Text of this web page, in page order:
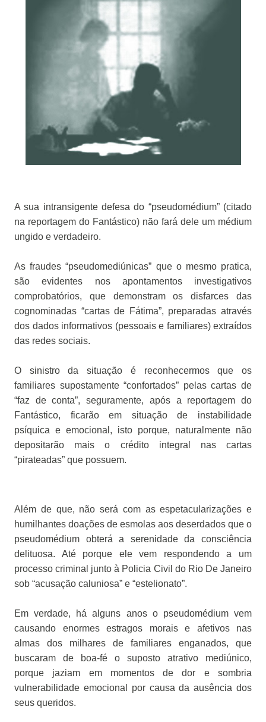
A sua intransigente defesa do “pseudomédium” (citado
na reportagem do Fantástico) não fará dele um médium
ungido e verdadeiro.
As fraudes “pseudomediúnicas” que o mesmo pratica,
são evidentes nos apontamentos investigativos
comprobatórios, que demonstram os disfarces das
cognominadas “cartas de Fátima”, preparadas através
dos dados informativos (pessoais e familiares) extraídos
das redes sociais.
O sinistro da situação é reconhecermos que os
familiares supostamente “confortados” pelas cartas de
“faz de conta”, seguramente, após a reportagem do
Fantástico, ficarão em situação de instabilidade
psíquica e emocional, isto porque, naturalmente não
depositarão mais o crédito integral nas cartas
“pirateadas” que possuem.
Além de que, não será com as espetacularizações e
humilhantes doações de esmolas aos deserdados que o
pseudomédium obterá a serenidade da consciência
delituosa. Até porque ele vem respondendo a um
processo criminal junto à Policia Civil do Rio De Janeiro
sob “acusação caluniosa” e “estelionato”.
Em verdade, há alguns anos o pseudomédium vem
causando enormes estragos morais e afetivos nas
almas dos milhares de familiares enganados, que
buscaram de boa-fé o suposto atrativo mediúnico,
porque jaziam em momentos de dor e sombria
vulnerabilidade emocional por causa da ausência dos
seus queridos.